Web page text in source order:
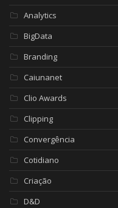
Analytics
BigData
Branding
Caiunanet
Clio Awards
Clipping
Convergência
Cotidiano
Criação
D&D